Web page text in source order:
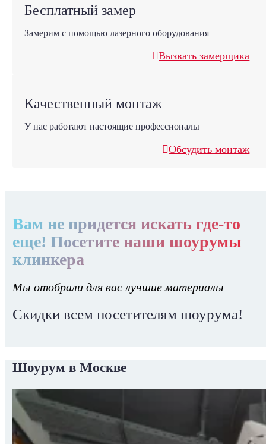
Бесплатный замер
Замерим с помощью лазерного оборудования
Вызвать замерщика
Качественный монтаж
У нас работают настоящие профессионалы
Обсудить монтаж
Вам не придется искать где-то
еще! Посетите наши шоурумы
клинкера
Мы отобрали для вас лучшие материалы
Скидки всем посетителям шоурума!
Шоурум в Москве